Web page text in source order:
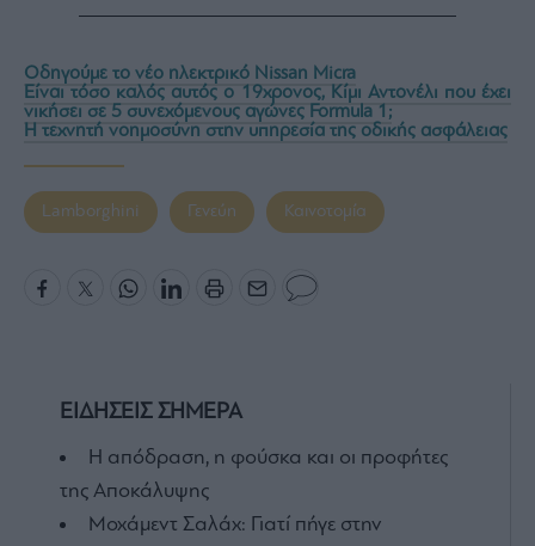
Οδηγούμε το νέο ηλεκτρικό Nissan Micra
Είναι τόσο καλός αυτός ο 19χρονος, Κίμι Αντονέλι που έχει
νικήσει σε 5 συνεχόμενους αγώνες Formula 1;
Η τεχνητή νοημοσύνη στην υπηρεσία της οδικής ασφάλειας
Lamborghini Γενεύη Καινοτομία
ΕΙΔΗΣΕΙΣ ΣΗΜΕΡΑ
Η απόδραση, η φούσκα και οι προφήτες
της Αποκάλυψης
Μοχάμεντ Σαλάχ: Γιατί πήγε στην